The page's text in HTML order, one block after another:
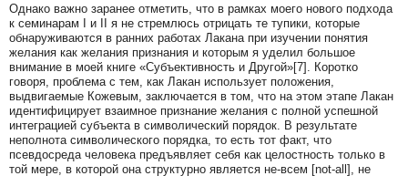
Однако важно заранее отметить, что в рамках моего нового подхода
к семинарам I и II я не стремлюсь отрицать те тупики, которые
обнаруживаются в ранних работах Лакана при изучении понятия
желания как желания признания и которым я уделил большое
внимание в моей книге «Субъективность и Другой»[7]. Коротко
говоря, проблема с тем, как Лакан использует положения,
выдвигаемые Кожевым, заключается в том, что на этом этапе Лакан
идентифицирует взаимное признание желания с полной успешной
интеграцией субъекта в символический порядок. В результате
неполнота символического порядка, то есть тот факт, что
псевдосреда человека предъявляет себя как целостность только в
той мере, в которой она структурно является не‑всем [not‑all], не